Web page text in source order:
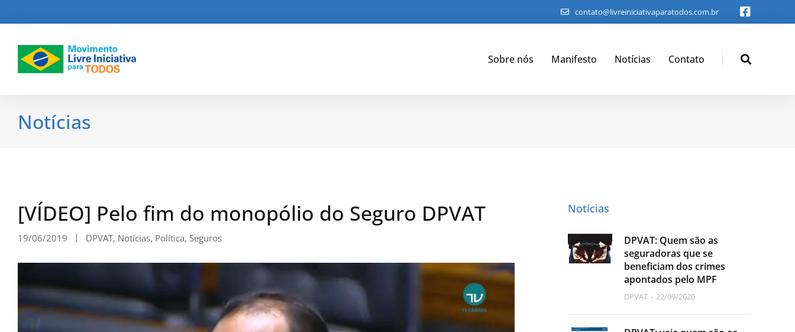
contato@livreiniciativaparatodos.com.br
Sobre nós Manifesto Notícias Contato
Notícias
[VÍDEO] Pelo fim do monopólio do Seguro DPVAT
19/06/2019 DPVAT, Notícias, Política, Seguros
Notícias
DPVAT: Quem são as
seguradoras que se
beneficiam dos crimes
apontados pelo MPF
DPVAT 22/09/2020